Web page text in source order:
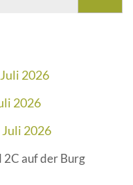
2026
2026
Juli 2026
auf der Burg